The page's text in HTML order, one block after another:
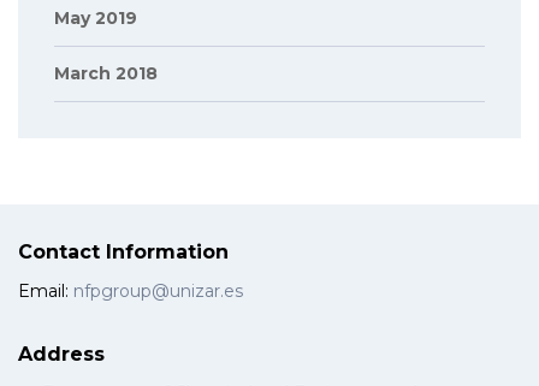
May 2019
March 2018
Contact Information
Email: nfpgroup@unizar.es
Address